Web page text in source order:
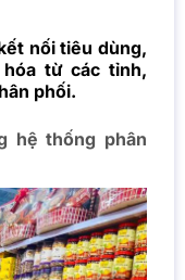
nối tiêu dùng,
từ các tỉnh,
phối.
hệ thống phân